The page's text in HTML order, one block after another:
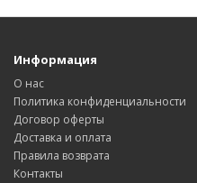
Информация
О нас
Политика конфиденциальности
Договор оферты
Доставка и оплата
Правила возврата
Контакты